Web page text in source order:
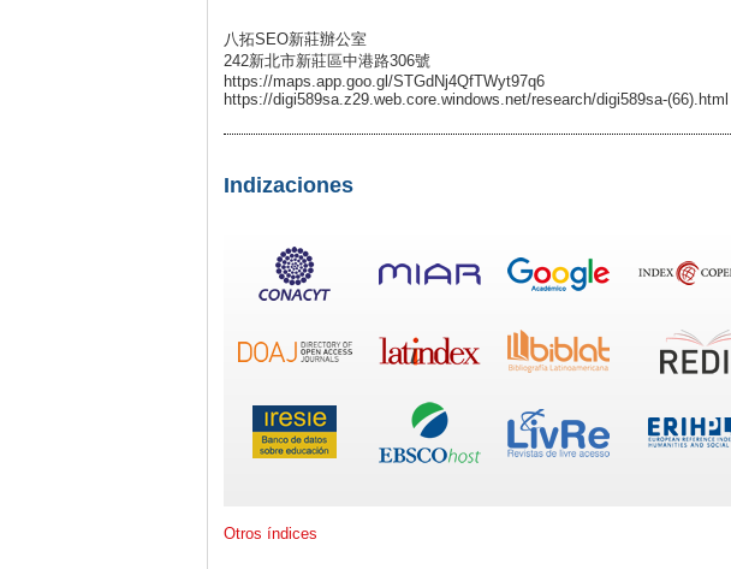
八拓SEO新莊辦公室
242新北市新莊區中港路306號
https://maps.app.goo.gl/STGdNj4QfTWyt97q6
https://digi589sa.z29.web.core.windows.net/research/digi589sa-(66).html
Indizaciones
Otros índices